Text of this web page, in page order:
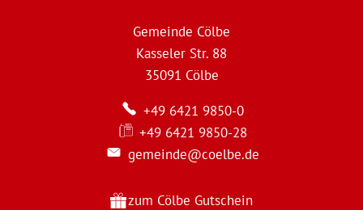
Gemeinde Cölbe
Kasseler Str. 88
35091 Cölbe
+49 6421 9850-0
+49 6421 9850-28
gemeinde@coelbe.de
zum Cölbe Gutschein